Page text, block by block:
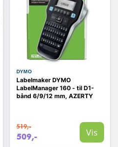
DYMO
Labelmaker DYMO
LabelManager 160 - til D1-
bånd 6/9/12 mm, AZERTY
519,-
509,- Vis